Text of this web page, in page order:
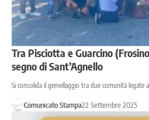
Tra Pisciotta e Guarcino
segno di Sant’Agnello
Si consolida il gemellaggio tra due comunità legate
Comunicato Stampa22 Settembre 2025